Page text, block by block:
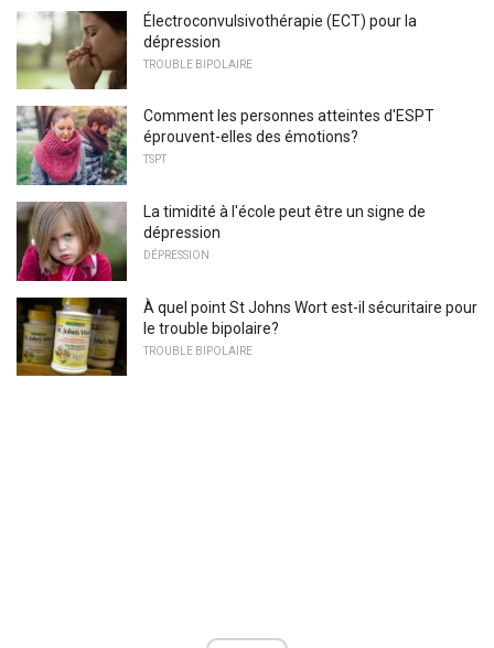
Électroconvulsivothérapie (ECT) pour la
dépression
TROUBLE BIPOLAIRE
Comment les personnes atteintes d'ESPT
éprouvent-elles des émotions?
TSPT
La timidité à l'école peut être un signe de
dépression
DÉPRESSION
À quel point St Johns Wort est-il sécuritaire pour
le trouble bipolaire?
TROUBLE BIPOLAIRE